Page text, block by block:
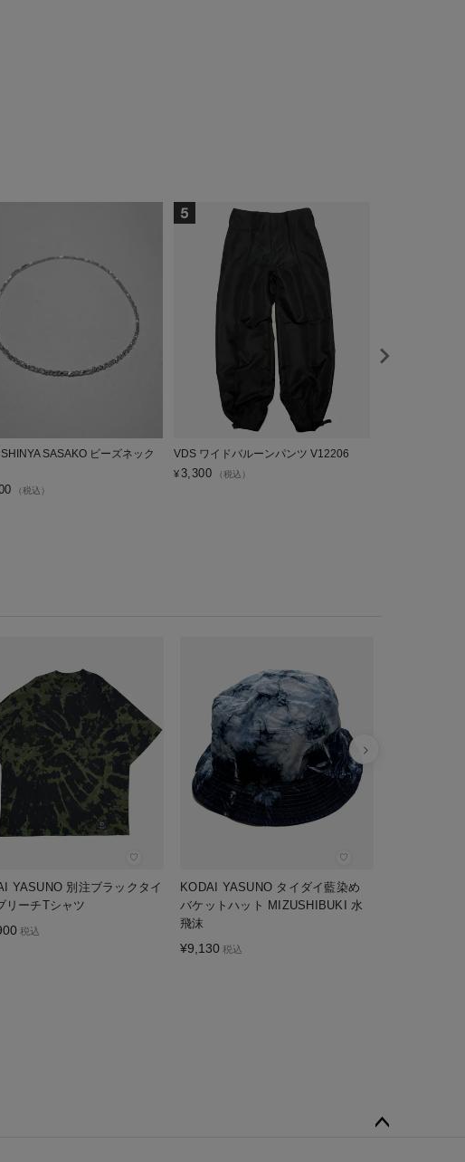
SASAKO ビーズネック
（税込）
VDS ワイドバルーンパンツ V12206
¥ 3,300 （税込）
♡
YASUNO 別注ブラックタイ
リーチTシャツ
税込
♡
KODAI YASUNO タイダイ藍染め
バケットハット MIZUSHIBUKI 水
飛沫
¥9,130 税込